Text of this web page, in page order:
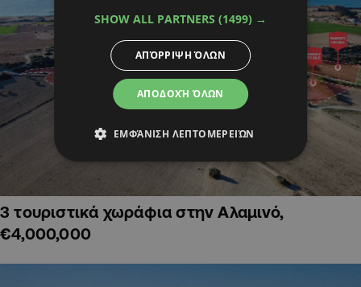
3 τουριστικά χωράφια στην Αλαμινό,
€4,000,000
SHOW ALL PARTNERS (1499) →
ΑΠΟΔΟΧΉ ΌΛΩΝ
ΑΠΌΡΡΙΨΗ ΌΛΩΝ
ΕΜΦΆΝΙΣΗ ΛΕΠΤΟΜΕΡΕΙΏΝ